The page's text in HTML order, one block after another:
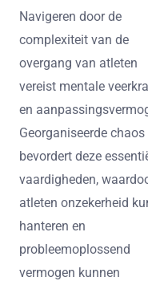
Navigeren door de
complexiteit van de
overgang van atleten
vereist mentale
en
Georganiseerde chaos
bevordert deze
vaardigheden,
atleten onzekerheid
hanteren en
probleemoplossend
vermogen kunnen